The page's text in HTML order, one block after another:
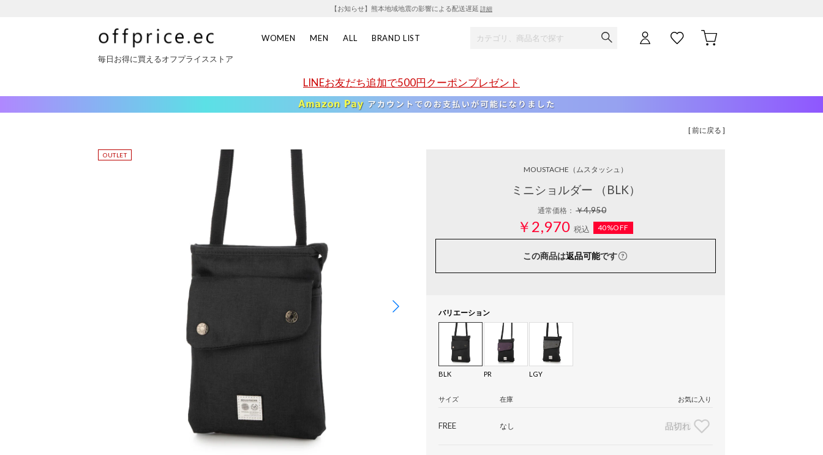
【お知らせ】熊本地域地震の影響による配送遅延 詳細
WOMEN MEN ALL BRAND LIST
毎日お得に買えるオフプライスストア
LINEお友だち追加で500円クーポンプレゼント
[ 前に戻る ]
MOUSTACHE （ムスタッシュ）
ミニショルダー （BLK）
通常価格：￥4,950
￥2,970 税込 40%OFF
この商品は返品可能です
バリエーション
BLK PR LGY
サイズ 在庫 お気に入り
FREE なし 品切れ